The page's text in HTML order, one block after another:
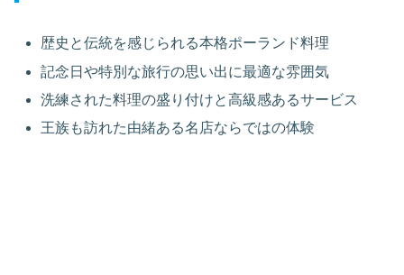
歴史と伝統を感じられる本格ポーランド料理
記念日や特別な旅行の思い出に最適な雰囲気
洗練された料理の盛り付けと高級感あるサービス
王族も訪れた由緒ある名店ならではの体験